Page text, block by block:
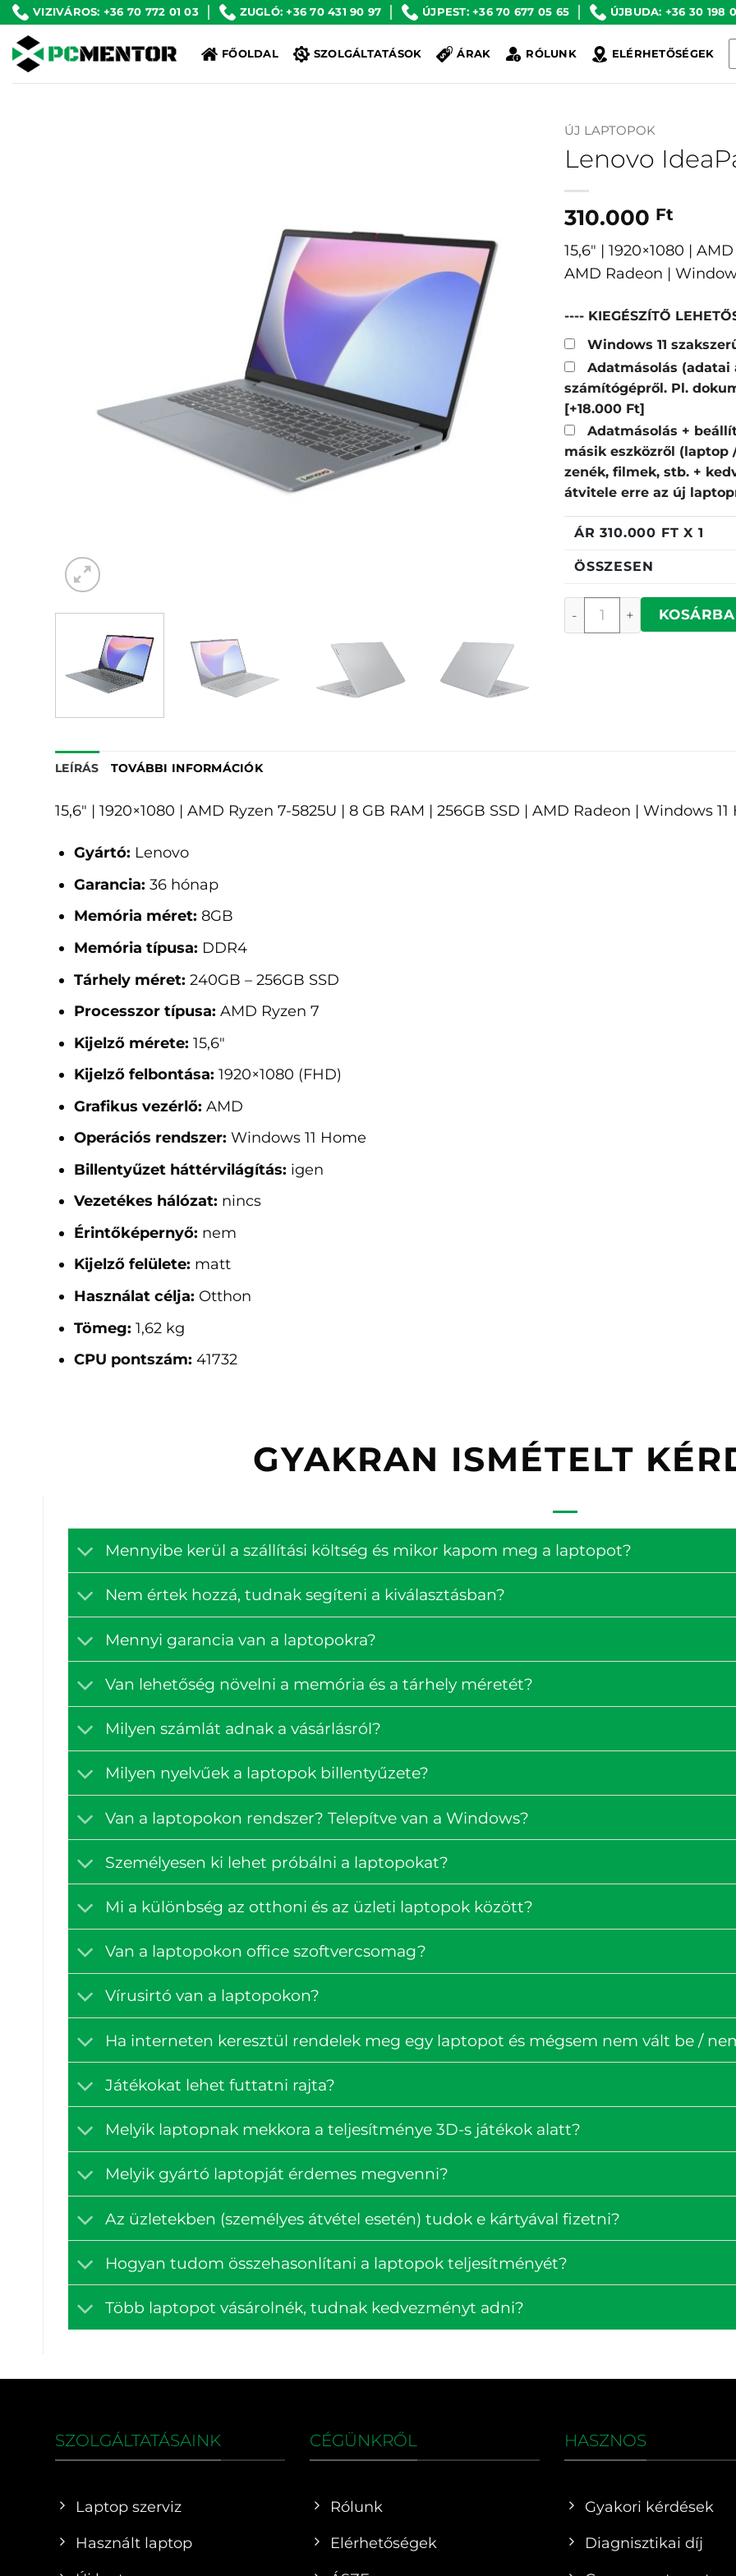
Skip
content
VIZIVÁROS: +36 70 772 01 03 ZUGLÓ: +36 70 431 90 97 ÚJPEST: +36 70 677 05 65 ÚJBUDA: +36 30 198
FŐOLDAL SZOLGÁLTATÁSOK ÁRAK RÓLUNK ELÉRHETŐSÉGEK
ÚJ LAPTOPOK
Lenovo
310.000 Ft
15,6″ | 1920×1080 |
AMD Radeon |
---- KIEGÉSZÍTŐ
Windows 11
Adatmásolás
számítógépről. Pl.
[+18.000 Ft]
Adatmásolás +
másik eszközről (laptop
zenék, filmek, stb. +
átvitele erre az új
ÁR310.000 FT X 1
ÖSSZESEN
Lenovo IdeaPad Slim 3
LEÍRÁS TOVÁBBI INFORMÁCIÓK
15,6" | 1920×1080 | AMD Ryzen 7-5825U | 8 GB RAM | 256GB SSD | AMD Radeon | Windows 11
Gyártó: Lenovo
Garancia: 36 hónap
Memória méret: 8GB
Memória típusa: DDR4
Tárhely méret: 240GB – 256GB SSD
Processzor típusa: AMD Ryzen 7
Kijelző mérete: 15,6"
Kijelző felbontása: 1920×1080 (FHD)
Grafikus vezérlő: AMD
Operációs rendszer: Windows 11 Home
Billentyűzet háttérvilágítás: igen
Vezetékes hálózat: nincs
Érintőképernyő: nem
Kijelző felülete: matt
Használat célja: Otthon
Tömeg: 1,62 kg
CPU pontszám: 41732
GYAKRAN ISMÉTELT
Mennyibe kerül a szállítási költség és mikor kapom meg a laptopot?
Nem értek hozzá, tudnak segíteni a kiválasztásban?
Mennyi garancia van a laptopokra?
Van lehetőség növelni a memória és a tárhely méretét?
Milyen számlát adnak a vásárlásról?
Milyen nyelvűek a laptopok billentyűzete?
Van a laptopokon rendszer? Telepítve van a Windows?
Személyesen ki lehet próbálni a laptopokat?
Mi a különbség az otthoni és az üzleti laptopok között?
Van a laptopokon office szoftvercsomag?
Vírusirtó van a laptopokon?
Ha interneten keresztül rendelek meg egy laptopot és mégsem nem vált be /
Játékokat lehet futtatni rajta?
Melyik laptopnak mekkora a teljesítménye 3D-s játékok alatt?
Melyik gyártó laptopját érdemes megvenni?
Az üzletekben (személyes átvétel esetén) tudok e kártyával fizetni?
Hogyan tudom összehasonlítani a laptopok teljesítményét?
Több laptopot vásárolnék, tudnak kedvezményt adni?
SZOLGÁLTATÁSAINK
Laptop szerviz
Használt laptop
CÉGÜNKRŐL
Rólunk
Elérhetőségek
HASZNOS
Gyakori kérdések
Diagnisztikai díj